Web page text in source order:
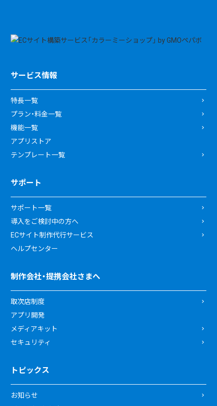
サービス情報
特長一覧
プラン・料金一覧
機能一覧
アプリストア
テンプレート一覧
サポート
サポート一覧
導入をご検討中の方へ
ECサイト制作代行サービス
ヘルプセンター
制作会社・提携会社さまへ
取次店制度
アプリ開発
メディアキット
セキュリティ
トピックス
お知らせ